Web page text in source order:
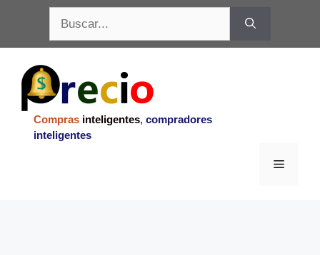
contenido
Compras inteligentes, compradores
inteligentes
Menu